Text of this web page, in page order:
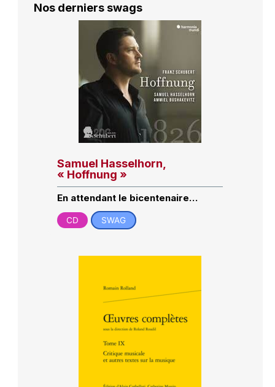
Nos derniers swags
Samuel Hasselhorn,
« Hoffnung »
En attendant le bicentenaire…
CD SWAG